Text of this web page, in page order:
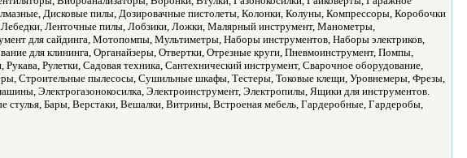
Дисковые пилы, Дозировачные пистолеты, Колонки, Колуны, Компрессоры, Коробочки
Лебедки, Ленточные пилы, Лобзики, Ложки, Малярный инструмент, Манометры,
для сайдинга, Мотопомпы, Мультиметры, Наборы инструментов, Наборы электриков,
для клининга, Органайзеры, Отвертки, Отрезные круги, Пневмоинструмент, Помпы,
Рулетки, Садовая техника, Сантехнический инструмент, Сварочное оборудование,
Строительные пылесосы, Сушильные шкафы, Тестеры, Токовые клещи, Уровнемеры, Фрезы,
Электрогазонокосилка, Электроинструмент, Электропилы, Ящики для инструментов.
стулья, Бары, Верстаки, Вешалки, Витрины, Встроеная мебель, Гардеробные, Гардеробы,